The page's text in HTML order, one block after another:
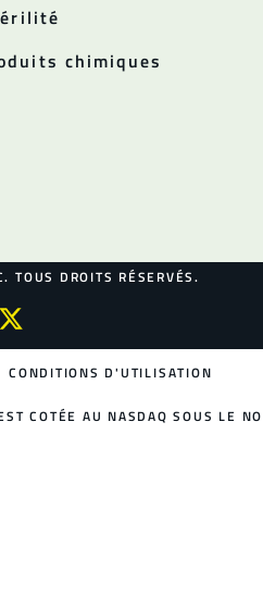
chimiques
DROITS RÉSERVÉS.
CONDITIONS D'UTILISATION
COTÉE AU NASDAQ SOUS LE